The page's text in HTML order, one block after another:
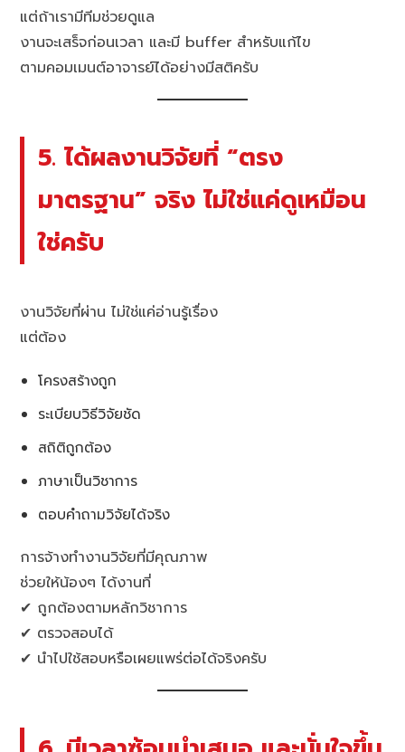
แต่ถ้าเรามีทีมช่วยดูแล
งานจะเสร็จก่อนเวลา และมี buffer สำหรับแก้ไข
ตามคอมเมนต์อาจารย์ได้อย่างมีสติครับ
5. ได้ผลงานวิจัยที่ “ตรง
มาตรฐาน” จริง ไม่ใช่แค่ดูเหมือน
ใช่ครับ
งานวิจัยที่ผ่าน ไม่ใช่แค่อ่านรู้เรื่อง
แต่ต้อง
โครงสร้างถูก
ระเบียบวิธีวิจัยชัด
สถิติถูกต้อง
ภาษาเป็นวิชาการ
ตอบคำถามวิจัยได้จริง
การจ้างทำงานวิจัยที่มีคุณภาพ
ช่วยให้น้องๆ ได้งานที่
✔ ถูกต้องตามหลักวิชาการ
✔ ตรวจสอบได้
✔ นำไปใช้สอบหรือเผยแพร่ต่อได้จริงครับ